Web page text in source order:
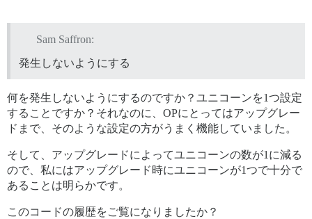
Sam Saffron:
発生しないようにする
何を発生しないようにするのですか？ユニコーンを1つ設定
することですか？それなのに、OPにとってはアップグレー
ドまで、そのような設定の方がうまく機能していました。
そして、アップグレードによってユニコーンの数が1に減る
ので、私にはアップグレード時にユニコーンが1つで十分で
あることは明らかです。
このコードの履歴をご覧になりましたか？